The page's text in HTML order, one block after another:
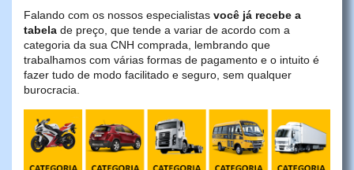
Falando com os nossos especialistas você já recebe a
tabela de preço, que tende a variar de acordo com a
categoria da sua CNH comprada, lembrando que
trabalhamos com várias formas de pagamento e o intuito é
fazer tudo de modo facilitado e seguro, sem qualquer
burocracia.